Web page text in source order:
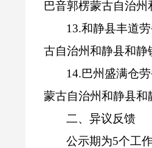
巴音郭楞蒙古自治
13.和静县丰道
古自治州和静县和静
14.巴州盛满仓
蒙古自治州和静县
二、异议反馈
公示期为5个工